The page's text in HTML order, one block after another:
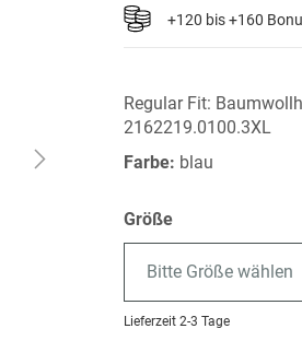
+120 bis +160
Regular Fit:
2162219.0100.3XL
Farbe: blau
Größe
Bitte Größe wählen
Lieferzeit 2-3 Tage